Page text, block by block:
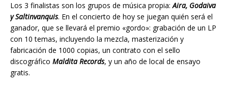
Los 3 finalistas son los grupos de música propia:Aira, Godaiva
y Saltinvanquis. En el concierto de hoy se juegan quién será el
ganador, que se llevará el premio «gordo»: grabación de un LP
con 10 temas, incluyendo la mezcla, masterización y
fabricación de 1000 copias, un contrato con el sello
discográfico Maldita Records, y un año de local de ensayo
gratis.